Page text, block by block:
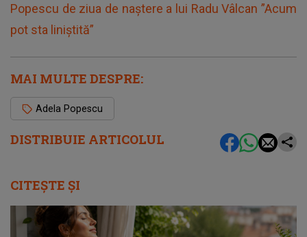
DISTRIBUIE ARTICOLUL
Popescu de ziua de naștere a lui Radu Vâlcan ”Acum
pot sta liniștită”
MAI MULTE DESPRE:
Adela Popescu
CITEȘTE ȘI